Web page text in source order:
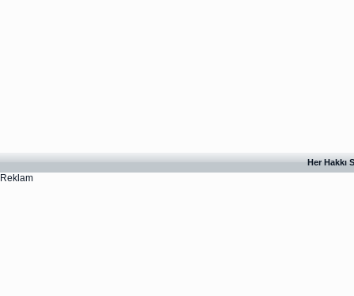
Her Hakkı
Reklam